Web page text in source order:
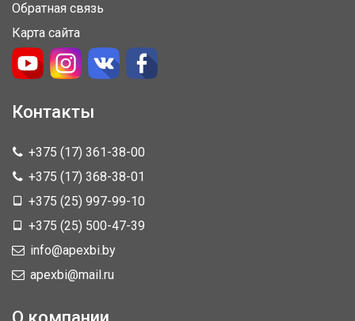
Обратная связь
Карта сайта
Контакты
+375 (17) 361-38-00
+375 (17) 368-38-01
+375 (25) 997-99-10
+375 (25) 500-47-39
info@apexbi.by
apexbi@mail.ru